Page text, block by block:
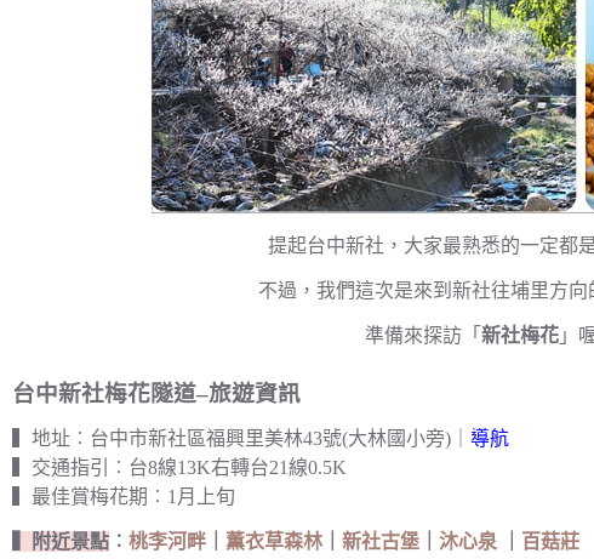
提起台中新社，大家最熟悉的一定都
不過，我們這次是來到新社往埔里方向
準備來探訪「新社梅花 」
台中新社梅花隧道–旅遊資訊
▍地址︰台中市新社區福興里美林43號(大林國小旁)｜ 導航
▍交通指引︰台8線13K右轉台21線0.5K
▍最佳賞梅花期︰1月上旬
▍附近景點 ︰ 桃李河畔 薫衣草森林 新社古堡 沐心泉 百菇莊